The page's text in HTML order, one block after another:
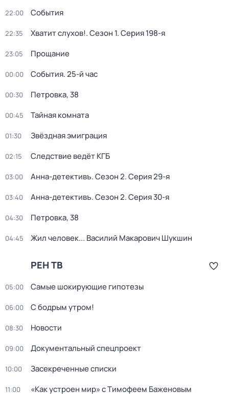
22:00 События
22:35 Хватит слухов!. Сезон 1. Серия 198-я
23:05 Прощание
00:00 События. 25-й час
00:30 Петровка, 38
00:45 Тайная комната
01:30 Звёздная эмиграция
02:15 Следствие ведёт КГБ
03:00 Анна-детективъ. Сезон 2. Серия 29-я
03:40 Анна-детективъ. Сезон 2. Серия 30-я
04:30 Петровка, 38
04:45 Жил человек... Василий Макарович Шукшин
РЕН ТВ
05:00 Самые шoкиpующие гипотезы
06:00 С бодрым утром!
08:30 Новости
09:00 Документальный спецпроект
10:00 Заcекрeченные списки
11:00 «Как устроен мир» с Тимофеем Баженовым